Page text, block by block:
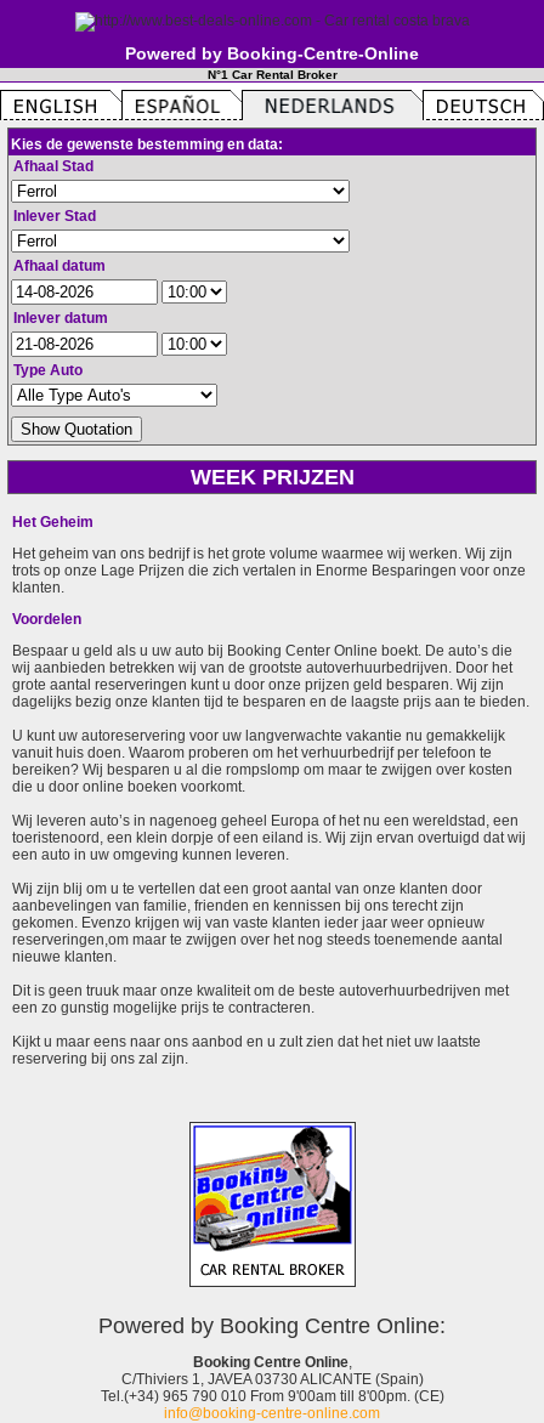
Powered by Booking-Centre-Online
N°1 Car Rental Broker
Kies de gewenste bestemming en data:
Afhaal Stad
Inlever Stad
Afhaal datum
Inlever datum
Type Auto
WEEK PRIJZEN
Het Geheim
Het geheim van ons bedrijf is het grote volume waarmee wij werken. Wij zijn
trots op onze Lage Prijzen die zich vertalen in Enorme Besparingen voor onze
klanten.
Voordelen
Bespaar u geld als u uw auto bij Booking Center Online boekt. De auto’s die
wij aanbieden betrekken wij van de grootste autoverhuurbedrijven. Door het
grote aantal reserveringen kunt u door onze prijzen geld besparen. Wij zijn
dagelijks bezig onze klanten tijd te besparen en de laagste prijs aan te bieden.
U kunt uw autoreservering voor uw langverwachte vakantie nu gemakkelijk
vanuit huis doen. Waarom proberen om het verhuurbedrijf per telefoon te
bereiken? Wij besparen u al die rompslomp om maar te zwijgen over kosten
die u door online boeken voorkomt.
Wij leveren auto’s in nagenoeg geheel Europa of het nu een wereldstad, een
toeristenoord, een klein dorpje of een eiland is. Wij zijn ervan overtuigd dat wij
een auto in uw omgeving kunnen leveren.
Wij zijn blij om u te vertellen dat een groot aantal van onze klanten door
aanbevelingen van familie, frienden en kennissen bij ons terecht zijn
gekomen. Evenzo krijgen wij van vaste klanten ieder jaar weer opnieuw
reserveringen,om maar te zwijgen over het nog steeds toenemende aantal
nieuwe klanten.
Dit is geen truuk maar onze kwaliteit om de beste autoverhuurbedrijven met
een zo gunstig mogelijke prijs te contracteren.
Kijkt u maar eens naar ons aanbod en u zult zien dat het niet uw laatste
reservering bij ons zal zijn.
Powered by Booking Centre Online:
Booking Centre Online,
C/Thiviers 1, JAVEA 03730 ALICANTE (Spain)
Tel.(+34) 965 790 010 From 9'00am till 8'00pm. (CE)
info@booking-centre-online.com